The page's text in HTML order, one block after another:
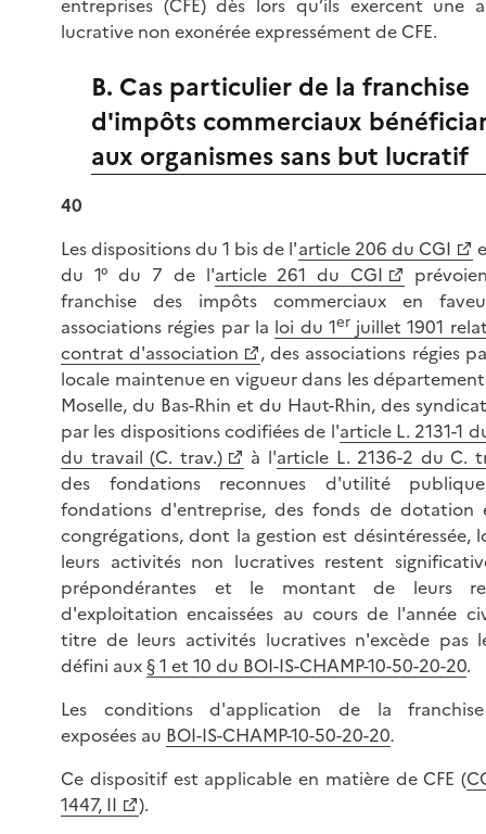
entreprises (CFE) dès lors qu’ils exercent une
lucrative non exonérée expressément de CFE.
B. Cas particulier de la franchise
d'impôts commerciaux
aux organismes sans but lucratif
40
Les dispositions du 1 bis de l'article 206 du CGI
du 1° du 7 de l'article 261 du CGI
franchise des impôts commerciaux en
associations régies par la loi du 1erjuillet 1901
contrat d'association
, des associations régies
locale maintenue en vigueur dans les
Moselle, du Bas-Rhin et du Haut-Rhin, des
par les dispositions codifiées de l'article L. 2131-1
du travail (C. trav.)
à l'article L. 2136-2 du C.
des fondations reconnues d'utilité
fondations d'entreprise, des fonds de dotation
congrégations, dont la gestion est désintéressée,
leurs activités non lucratives restent
prépondérantes et le montant de leurs
d'exploitation encaissées au cours de l'année
titre de leurs activités lucratives n'excède pas
défini aux§ 1 et 10 du BOI-IS-CHAMP-10-50-20-20.
Les conditions d'application de la
exposées au BOI-IS-CHAMP-10-50-20-20.
Ce dispositif est applicable en matière de CFE (
1447, II
).